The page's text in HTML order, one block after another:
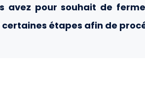
avez pour souhait de
étapes afin de